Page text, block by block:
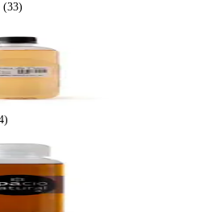
(33)